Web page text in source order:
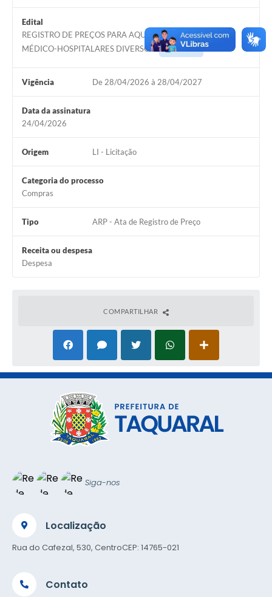
Edital
REGISTRO DE PREÇOS PARA AQUISIÇÃO DE MATERIAIS
MÉDICO-HOSPITALARES DIVERSOS
Acessar
Vigência De 28/04/2026 à 28/04/2027
Data da assinatura
24/04/2026
Origem LI - Licitação
Categoria do processo
Compras
Tipo ARP - Ata de Registro de Preço
Receita ou despesa
Despesa
COMPARTILHAR
Siga-nos
Localização
Rua do Cafezal, 530, CentroCEP: 14765-021
Contato